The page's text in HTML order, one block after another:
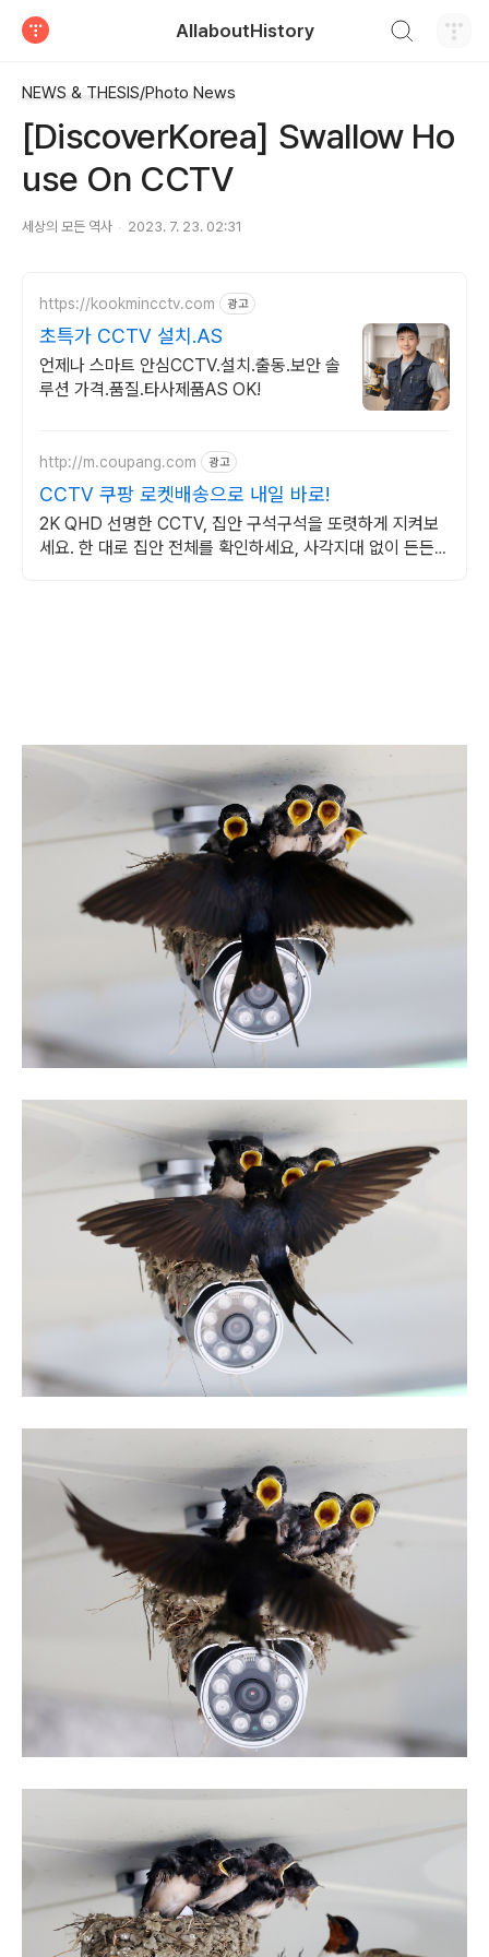
AllaboutHistory
NEWS & THESIS/Photo News
[DiscoverKorea] Swallow Ho
use On CCTV
세상의 모든 역사 2023. 7. 23. 02:31
https://kookmincctv.com 광고
초특가 CCTV 설치.AS
언제나 스마트 안심CCTV.설치.출동.보안 솔
루션 가격.품질.타사제품AS OK!
http://m.coupang.com 광고
CCTV 쿠팡 로켓배송으로 내일 바로!
2K QHD 선명한 CCTV, 집안 구석구석을 또렷하게 지켜보
세요. 한 대로 집안 전체를 확인하세요, 사각지대 없이 든든하